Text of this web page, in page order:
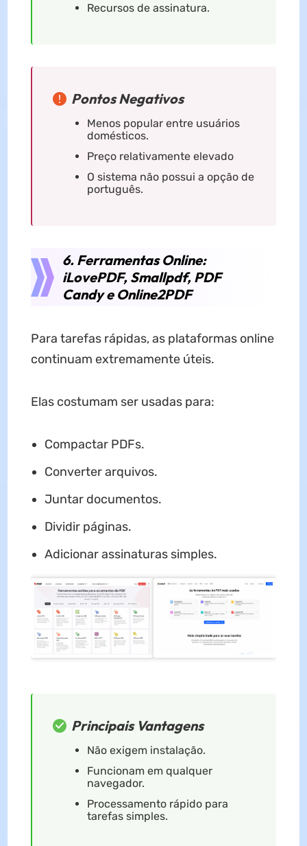
Recursos de assinatura.
Pontos Negativos
Menos popular entre usuários
domésticos.
Preço relativamente elevado
O sistema não possui a opção de
português.
6. Ferramentas Online:
iLovePDF, Smallpdf, PDF
Candy e Online2PDF
Para tarefas rápidas, as plataformas online
continuam extremamente úteis.
Elas costumam ser usadas para:
Compactar PDFs.
Converter arquivos.
Juntar documentos.
Dividir páginas.
Adicionar assinaturas simples.
Principais Vantagens
Não exigem instalação.
Funcionam em qualquer
navegador.
Processamento rápido para
tarefas simples.